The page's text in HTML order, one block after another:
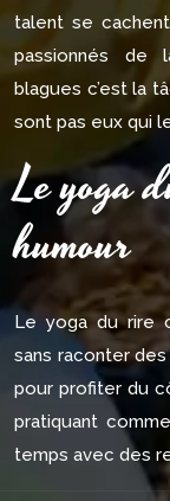
talent se
passionnés de
blagues c’est la
sont pas eux qui
Le yoga
humour
Le yoga du rire
sans raconter
pour profiter du
pratiquant
temps avec des